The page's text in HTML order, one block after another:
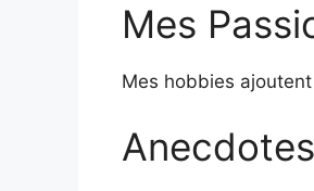
Mes
Mes hobbies
Anecdotes